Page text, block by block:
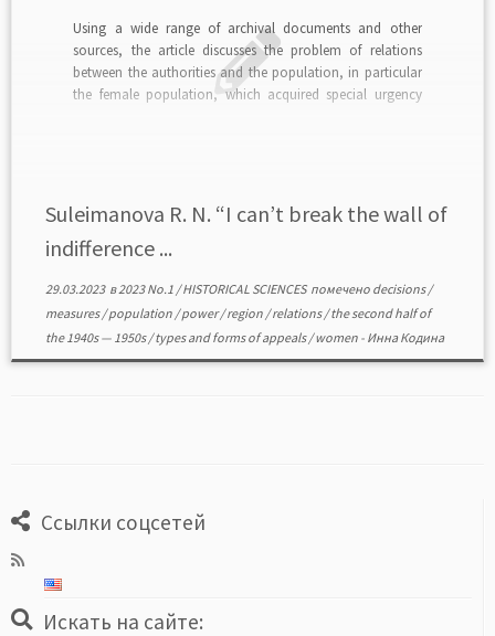
Using a wide range of archival documents and other
sources, the article discusses the problem of relations
between the authorities and the population, in particular
the female population, which acquired special urgency
Suleimanova R. N. “I can’t break the wall of
indifference ...
29.03.2023в2023 No.1 /HISTORICAL SCIENCES помечено decisions/
measures/population /power/region /relations/the second half of
the 1940s — 1950s/types and forms of appeals/women - Инна Кодина
Ссылки соцсетей
Искать на сайте: